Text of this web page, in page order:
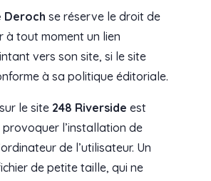
Deroch se réserve le droit de
à tout moment un lien
vers son site, si le site
à sa politique éditoriale.
le site 248 Riverside est
l’installation de
de l’utilisateur. Un
de petite taille, qui ne